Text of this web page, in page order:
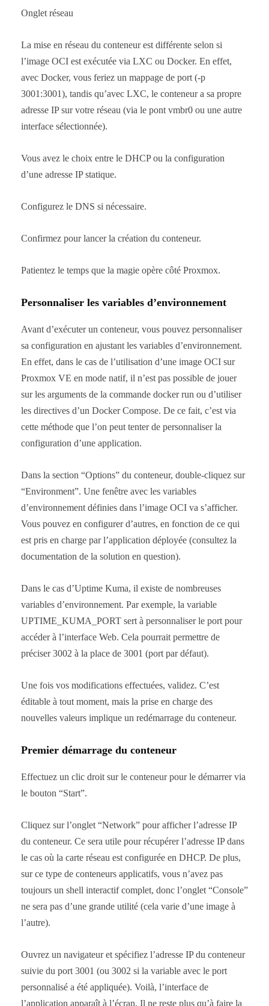
Onglet réseau
La mise en réseau du conteneur est différente selon si
l’image OCI est exécutée via LXC ou Docker. En effet,
avec Docker, vous feriez un mappage de port (-p
3001:3001), tandis qu’avec LXC, le conteneur a sa propre
adresse IP sur votre réseau (via le pont vmbr0 ou une autre
interface sélectionnée).
Vous avez le choix entre le DHCP ou la configuration
d’une adresse IP statique.
Configurez le DNS si nécessaire.
Confirmez pour lancer la création du conteneur.
Patientez le temps que la magie opère côté Proxmox.
Personnaliser les variables d’environnement
Avant d’exécuter un conteneur, vous pouvez personnaliser
sa configuration en ajustant les variables d’environnement.
En effet, dans le cas de l’utilisation d’une image OCI sur
Proxmox VE en mode natif, il n’est pas possible de jouer
sur les arguments de la commande docker run ou d’utiliser
les directives d’un Docker Compose. De ce fait, c’est via
cette méthode que l’on peut tenter de personnaliser la
configuration d’une application.
Dans la section “Options” du conteneur, double-cliquez sur
“Environment”. Une fenêtre avec les variables
d’environnement définies dans l’image OCI va s’afficher.
Vous pouvez en configurer d’autres, en fonction de ce qui
est pris en charge par l’application déployée (consultez la
documentation de la solution en question).
Dans le cas d’Uptime Kuma, il existe de nombreuses
variables d’environnement. Par exemple, la variable
UPTIME_KUMA_PORT sert à personnaliser le port pour
accéder à l’interface Web. Cela pourrait permettre de
préciser 3002 à la place de 3001 (port par défaut).
Une fois vos modifications effectuées, validez. C’est
éditable à tout moment, mais la prise en charge des
nouvelles valeurs implique un redémarrage du conteneur.
Premier démarrage du conteneur
Effectuez un clic droit sur le conteneur pour le démarrer via
le bouton “Start”.
Cliquez sur l’onglet “Network” pour afficher l’adresse IP
du conteneur. Ce sera utile pour récupérer l’adresse IP dans
le cas où la carte réseau est configurée en DHCP. De plus,
sur ce type de conteneurs applicatifs, vous n’avez pas
toujours un shell interactif complet, donc l’onglet “Console”
ne sera pas d’une grande utilité (cela varie d’une image à
l’autre).
Ouvrez un navigateur et spécifiez l’adresse IP du conteneur
suivie du port 3001 (ou 3002 si la variable avec le port
personnalisé a été appliquée). Voilà, l’interface de
l’application apparaît à l’écran. Il ne reste plus qu’à faire la